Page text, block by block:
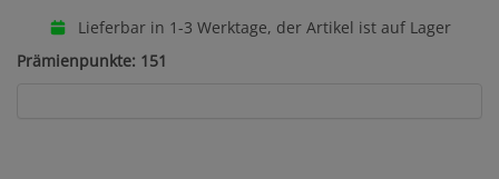
Lieferbar in 1-3 Werktage, der Artikel ist auf Lager
Prämienpunkte: 151